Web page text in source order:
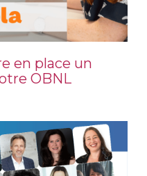
en place un
OBNL